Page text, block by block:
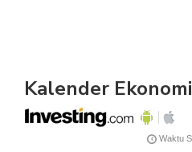
Kalender Ekonomi